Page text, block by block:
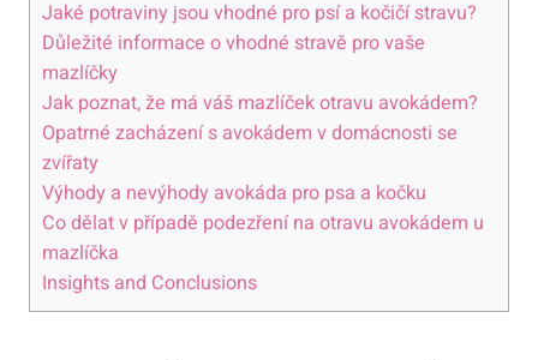
Jaké potraviny jsou vhodné pro psí a kočičí stravu?
Důležité informace o vhodné stravě pro vaše
mazlíčky
Jak poznat, že má váš mazlíček otravu avokádem?
Opatrné zacházení s avokádem v domácnosti se
zvířaty
Výhody a nevýhody avokáda pro psa a kočku
Co dělat v případě podezření na otravu avokádem u
mazlíčka
Insights and Conclusions